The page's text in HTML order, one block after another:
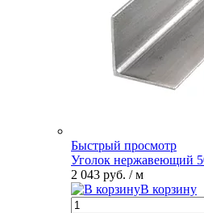
Быстрый просмотр
Уголок нержавеющий
2 043 руб. / м
В корзину